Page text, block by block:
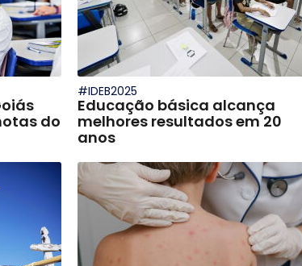
do
#IDEB2025
Educação básica alcança
melhores resultados em 20
anos